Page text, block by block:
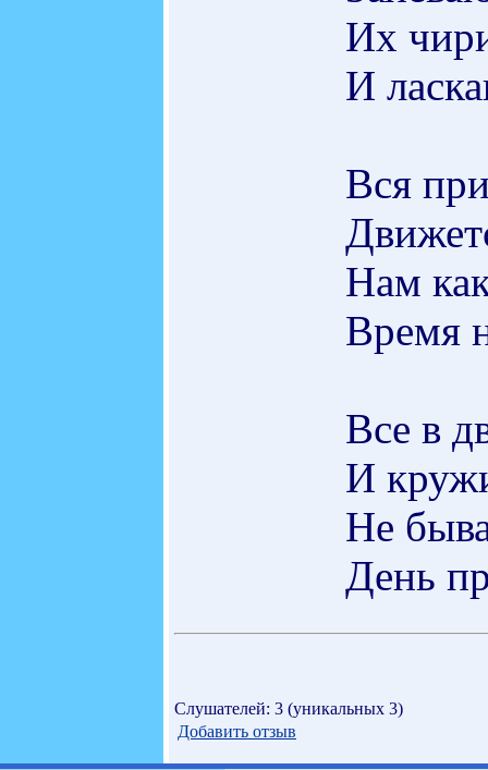
Их
И
Вся
Нам
Время
Все в
И
Не
День
Слушателей: 3 (уникальных 3)
Добавить отзыв